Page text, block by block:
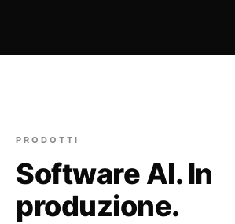
PRODOTTI
Software AI. In
produzione.